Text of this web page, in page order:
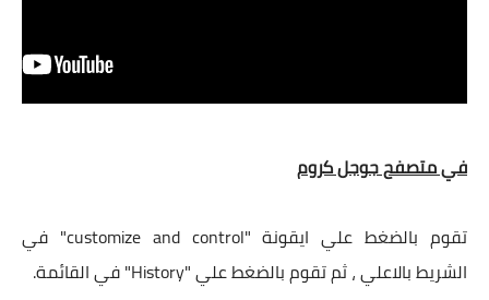
في متصفح جوجل كروم
تقوم بالضغط علي ايقونة "customize and control" في
الشريط بالاعلي ، ثم تقوم بالضغط علي "History" في القائمة.